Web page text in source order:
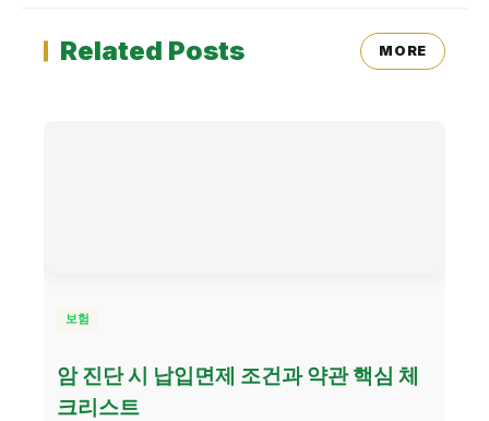
Related Posts MORE
보험
암 진단 시 납입면제 조건과 약관 핵심 체
크리스트